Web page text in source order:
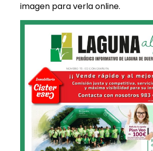
imagen para verla online.